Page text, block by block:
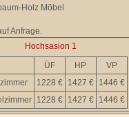
Holz Möbel
Anfrage.
Hochsasion 1
ÜF
HP
VP
1228 € 1427 € 1446 €
1228 € 1427 € 1446 €